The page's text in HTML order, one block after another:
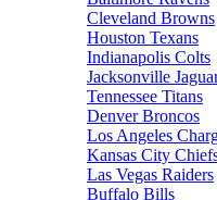
Cleveland Browns
Houston Texans
Indianapolis Colts
Jacksonville
Tennessee Titans
Denver Broncos
Los Angeles
Kansas City
Las Vegas Raiders
Buffalo Bills